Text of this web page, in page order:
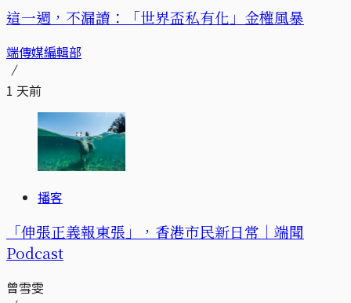
這一週，不漏讀：「世界盃私有化」金權風暴
端傳媒編輯部
1 天前
播客
「伸張正義報東張」，香港市民新日常｜端聞
Podcast
曾雪雯